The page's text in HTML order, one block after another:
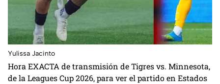
Yulissa Jacinto
Hora EXACTA de transmisión de Tigres vs. Minnesota,
de la Leagues Cup 2026, para ver el partido en Estados